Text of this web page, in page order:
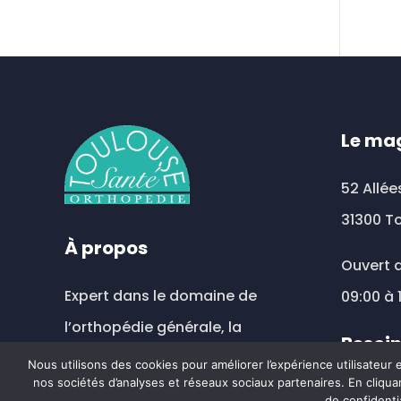
Les
sur
du
À propos
Expert dans le domaine de
l’orthopédie générale, la
compression veineuse et
prothèse mammaire externe.
Le
52
31300
Ouvert
09:00 à
Nous utilisons des cookies pour améliorer l’expérience
nos sociétés d’analyses et réseaux sociaux partenaires. En